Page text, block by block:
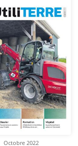
Octobre 2022